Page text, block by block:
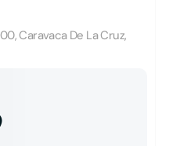
Caravaca De La Cruz,